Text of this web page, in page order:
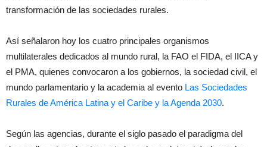
transformación de las sociedades rurales.
Así señalaron hoy los cuatro principales organismos
multilaterales dedicados al mundo rural, la FAO el FIDA, el IICA y
el PMA, quienes convocaron a los gobiernos, la sociedad civil, el
mundo parlamentario y la academia al evento Las Sociedades
Rurales de América Latina y el Caribe y la Agenda 2030.
Según las agencias, durante el siglo pasado el paradigma del